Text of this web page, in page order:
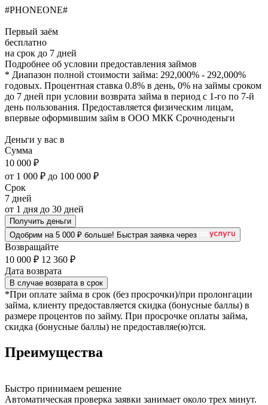
#PHONEONE#
Первый заём
бесплатно
на срок до 7 дней
Подробнее об условии предоставления займов
* Диапазон полной стоимости займа: 292,000% - 292,000%
годовых. Процентная ставка 0.8% в день, 0% на займы сроком
до 7 дней при условии возврата займа в период с 1-го по 7-й
день пользования. Предоставляется физическим лицам,
впервые оформившим займ в ООО МКК Срочноденьги
Деньги у вас в
Сумма
10 000 ₽
от 1 000 ₽ до 100 000 ₽
Срок
7 дней
от 1 дня до 30 дней
Получить деньги
Одобрим на 5 000 ₽ больше! Быстрая заявка через
Возвращайте
10 000 ₽ 12 360 ₽
Дата возврата
В случае возврата в срок
*При оплате займа в срок (без просрочки)/при пролонгации
займа, клиенту предоставляется скидка (бонусные баллы) в
размере процентов по займу. При просрочке оплаты займа,
скидка (бонусные баллы) не предоставляе(ю)тся.
Преимущества
Быстро принимаем решение
Автоматическая проверка заявки занимает около трех минут.